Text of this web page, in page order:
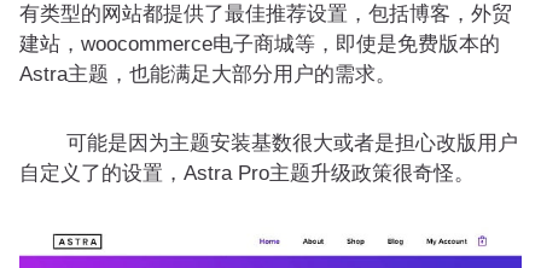
有类型的网站都提供了最佳推荐设置，包括博客，外贸
建站，woocommerce电子商城等，即使是免费版本的
Astra主题，也能满足大部分用户的需求。
可能是因为主题安装基数很大或者是担心改版用户
自定义了的设置，Astra Pro主题升级政策很奇怪。